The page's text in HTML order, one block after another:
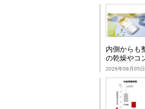
内側からも
の乾燥やコ
2026年08月05